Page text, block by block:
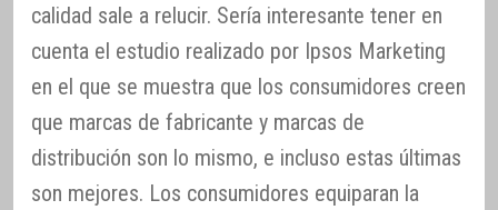
calidad sale a relucir. Sería interesante tener en
cuenta el estudio realizado por Ipsos Marketing
en el que se muestra que los consumidores creen
que marcas de fabricante y marcas de
distribución son lo mismo, e incluso estas últimas
son mejores. Los consumidores equiparan la